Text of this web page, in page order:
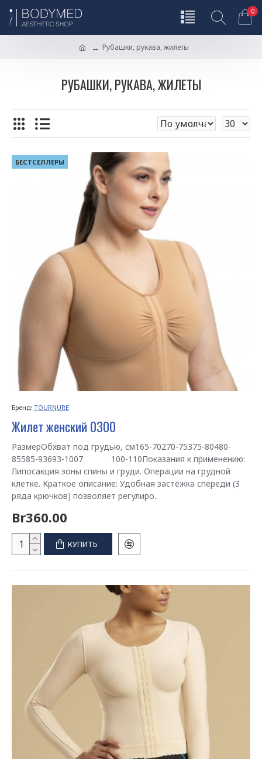
0
Рубашки, рукава, жилеты
РУБАШКИ, РУКАВА, ЖИЛЕТЫ
БЕСТСЕЛЛЕРЫ
Бренд: TOURNURE
Жилет женский 0300
РазмерОбхват под грудью, см165-70270-75375-80480-
85585-93693-1007 100-110Показания к применению:
Липосакция зоны спины и груди. Операции на грудной
клетке. Краткое описание: Удобная застёжка спереди (3
ряда крючков) позволяет регулиро..
Br360.00
КУПИТЬ